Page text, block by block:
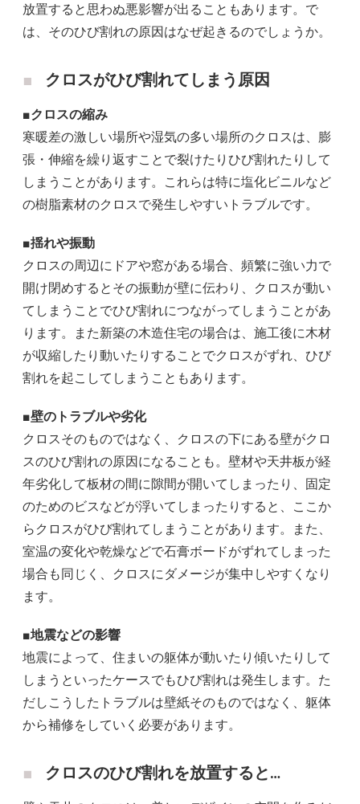
放置すると思わぬ悪影響が出ることもあります。で
は、そのひび割れの原因はなぜ起きるのでしょうか。
クロスがひび割れてしまう原因
■クロスの縮み
寒暖差の激しい場所や湿気の多い場所のクロスは、膨
張・伸縮を繰り返すことで裂けたりひび割れたりして
しまうことがあります。これらは特に塩化ビニルなど
の樹脂素材のクロスで発生しやすいトラブルです。
■揺れや振動
クロスの周辺にドアや窓がある場合、頻繁に強い力で
開け閉めするとその振動が壁に伝わり、クロスが動い
てしまうことでひび割れにつながってしまうことがあ
ります。また新築の木造住宅の場合は、施工後に木材
が収縮したり動いたりすることでクロスがずれ、ひび
割れを起こしてしまうこともあります。
■壁のトラブルや劣化
クロスそのものではなく、クロスの下にある壁がクロ
スのひび割れの原因になることも。壁材や天井板が経
年劣化して板材の間に隙間が開いてしまったり、固定
のためのビスなどが浮いてしまったりすると、ここか
らクロスがひび割れてしまうことがあります。また、
室温の変化や乾燥などで石膏ボードがずれてしまった
場合も同じく、クロスにダメージが集中しやすくなり
ます。
■地震などの影響
地震によって、住まいの躯体が動いたり傾いたりして
しまうといったケースでもひび割れは発生します。た
だしこうしたトラブルは壁紙そのものではなく、躯体
から補修をしていく必要があります。
クロスのひび割れを放置すると…